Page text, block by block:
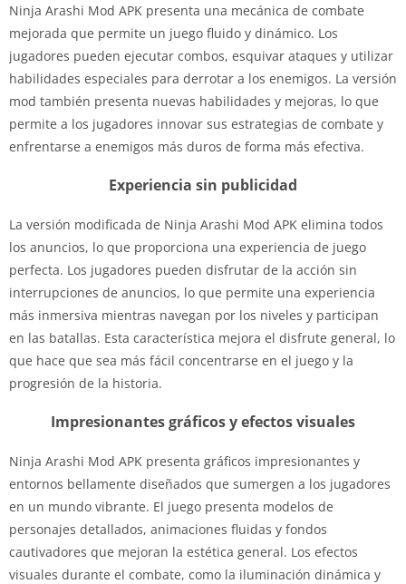
Ninja Arashi Mod APK presenta una mecánica de combate
mejorada que permite un juego fluido y dinámico. Los
jugadores pueden ejecutar combos, esquivar ataques y utilizar
habilidades especiales para derrotar a los enemigos. La versión
mod también presenta nuevas habilidades y mejoras, lo que
permite a los jugadores innovar sus estrategias de combate y
enfrentarse a enemigos más duros de forma más efectiva.
Experiencia sin publicidad
La versión modificada de Ninja Arashi Mod APK elimina todos
los anuncios, lo que proporciona una experiencia de juego
perfecta. Los jugadores pueden disfrutar de la acción sin
interrupciones de anuncios, lo que permite una experiencia
más inmersiva mientras navegan por los niveles y participan
en las batallas. Esta característica mejora el disfrute general, lo
que hace que sea más fácil concentrarse en el juego y la
progresión de la historia.
Impresionantes gráficos y efectos visuales
Ninja Arashi Mod APK presenta gráficos impresionantes y
entornos bellamente diseñados que sumergen a los jugadores
en un mundo vibrante. El juego presenta modelos de
personajes detallados, animaciones fluidas y fondos
cautivadores que mejoran la estética general. Los efectos
visuales durante el combate, como la iluminación dinámica y